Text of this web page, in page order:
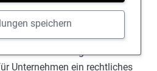
speichern
Missbrauch von
die negativen
und öffentlich über ihre
Nichteinhaltung dieser
Unternehmen ein rechtliches